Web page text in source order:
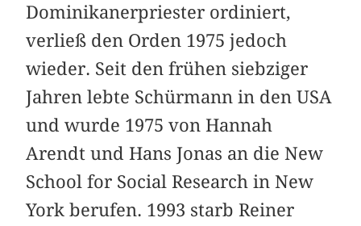
Dominikanerpriester ordiniert,
verließ den Orden 1975 jedoch
wieder. Seit den frühen siebziger
Jahren lebte Schürmann in den USA
und wurde 1975 von Hannah
Arendt und Hans Jonas an die New
School for Social Research in New
York berufen. 1993 starb Reiner